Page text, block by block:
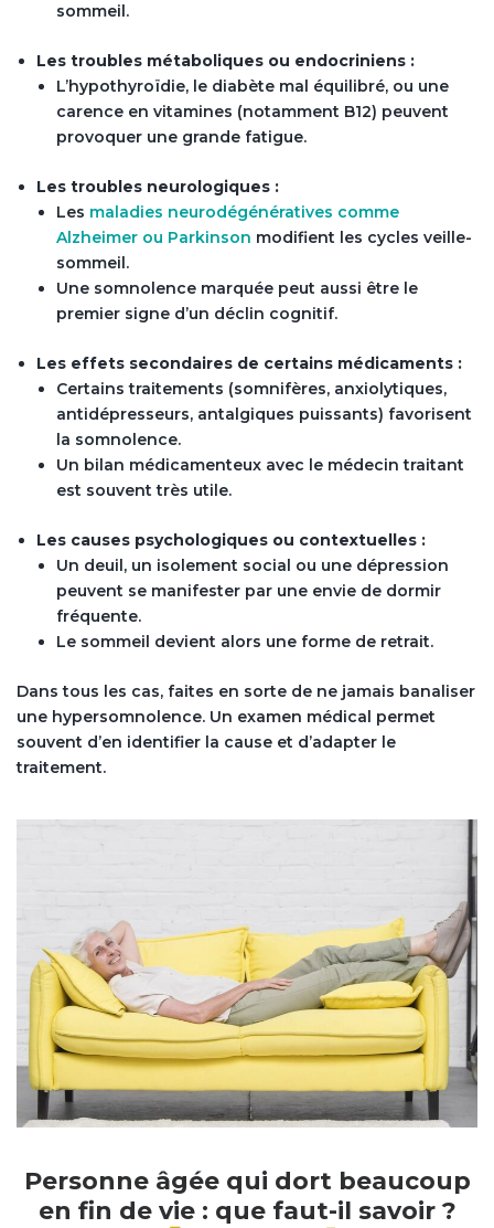
sommeil.
Les troubles métaboliques ou endocriniens :
L’hypothyroïdie, le diabète mal équilibré, ou une
carence en vitamines (notamment B12) peuvent
provoquer une grande fatigue.
Les troubles neurologiques :
Les maladies neurodégénératives comme
Alzheimer ou Parkinson modifient les cycles veille-
sommeil.
Une somnolence marquée peut aussi être le
premier signe d’un déclin cognitif.
Les effets secondaires de certains médicaments :
Certains traitements (somnifères, anxiolytiques,
antidépresseurs, antalgiques puissants) favorisent
la somnolence.
Un bilan médicamenteux avec le médecin traitant
est souvent très utile.
Les causes psychologiques ou contextuelles :
Un deuil, un isolement social ou une dépression
peuvent se manifester par une envie de dormir
fréquente.
Le sommeil devient alors une forme de retrait.
Dans tous les cas, faites en sorte de ne jamais banaliser
une hypersomnolence. Un examen médical permet
souvent d’en identifier la cause et d’adapter le
traitement.
Personne âgée qui dort beaucoup
en fin de vie : que faut-il savoir ?